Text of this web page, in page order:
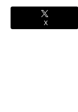
X